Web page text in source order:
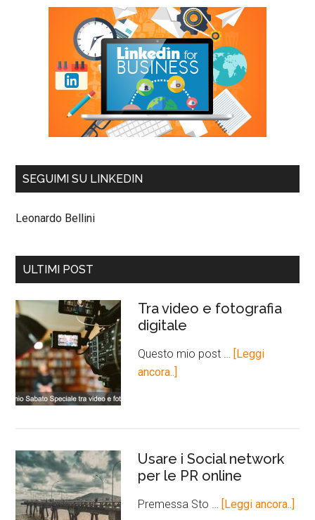
SEGUIMI SU LINKEDIN
Leonardo Bellini
ULTIMI POST
Tra video e fotografia
digitale
Questo mio post … [Leggi
ancora..]
Usare i Social network
per le PR online
Premessa Sto … [Leggi ancora..]